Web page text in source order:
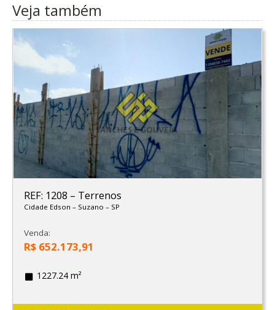
Veja também
REF: 1208 – Terrenos
Cidade Edson – Suzano – SP
Venda:
R$ 652.173,91
1227.24 m²